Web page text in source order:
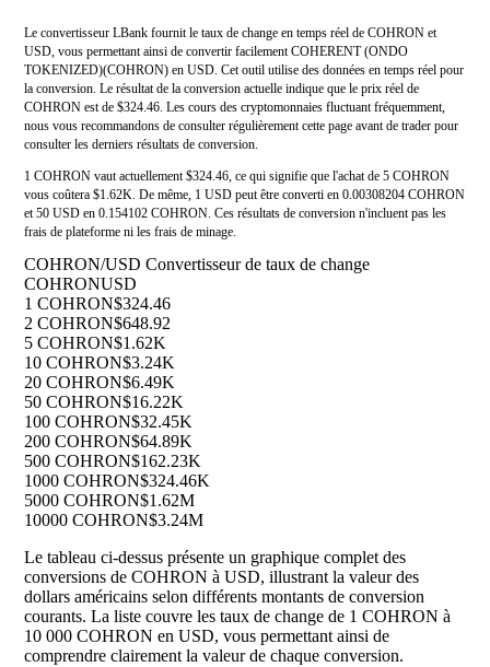
Le convertisseur LBank fournit le taux de change en temps réel de COHRON et
USD, vous permettant ainsi de convertir facilement COHERENT (ONDO
TOKENIZED)(COHRON) en USD. Cet outil utilise des données en temps réel pour
la conversion. Le résultat de la conversion actuelle indique que le prix réel de
COHRON est de $324.46. Les cours des cryptomonnaies fluctuant fréquemment,
nous vous recommandons de consulter régulièrement cette page avant de trader pour
consulter les derniers résultats de conversion.
1 COHRON vaut actuellement $324.46, ce qui signifie que l'achat de 5 COHRON
vous coûtera $1.62K. De même, 1 USD peut être converti en 0.00308204 COHRON
et 50 USD en 0.154102 COHRON. Ces résultats de conversion n'incluent pas les
frais de plateforme ni les frais de minage.
COHRON/USD Convertisseur de taux de change
COHRONUSD
1 COHRON$324.46
2 COHRON$648.92
5 COHRON$1.62K
10 COHRON$3.24K
20 COHRON$6.49K
50 COHRON$16.22K
100 COHRON$32.45K
200 COHRON$64.89K
500 COHRON$162.23K
1000 COHRON$324.46K
5000 COHRON$1.62M
10000 COHRON$3.24M
Le tableau ci-dessus présente un graphique complet des
conversions de COHRON à USD, illustrant la valeur des
dollars américains selon différents montants de conversion
courants. La liste couvre les taux de change de 1 COHRON à
10 000 COHRON en USD, vous permettant ainsi de
comprendre clairement la valeur de chaque conversion.